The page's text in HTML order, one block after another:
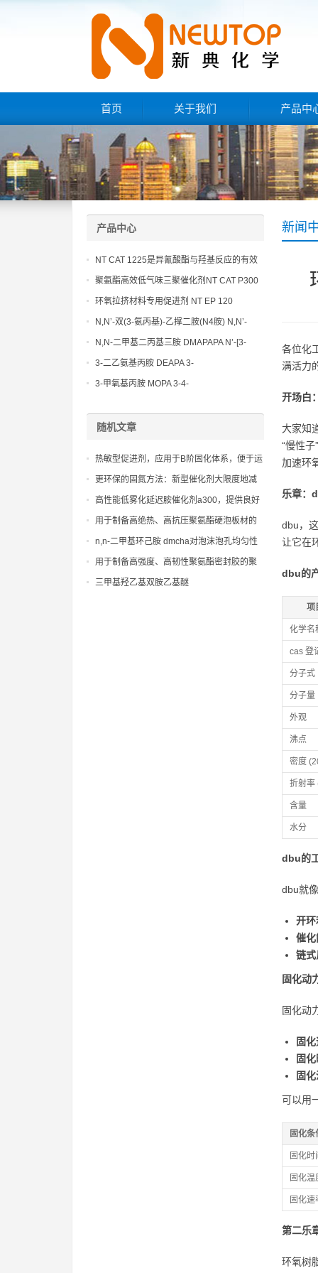
首页 关于我们 产品中
新闻
各位化
满活力
开场白
大家知
“慢性
加速环
乐章：
dbu，
让它在
dbu的
项
化学名
cas 登
分子式
分子量
外观
沸点
密度
折射率
含量
水分
dbu的
dbu就
开环
催化
链式
固化动
固化动
固
固
固
可以用
固化条
固化时
固化温
固化速
第二乐
环氧树
产品中心
NT CAT 1225是异氰酸酯与羟基反应的有效
催化剂
聚氨酯高效低气味三聚催化剂NT CAT P300
环氧拉挤材料专用促进剂 NT EP 120
N,N’-双(3-氨丙基)-乙撑二胺(N4胺) N,N’-
Bis(3-aminopropyl)-ethylenediamine CAS
No10563-26-5
N,N-二甲基二丙基三胺 DMAPAPA N’-[3-
(dimethylamino)propyllpropane-1,3-
diamine CAS No10563-29-8
3-二乙氨基丙胺 DEAPA 3-
(Diethylamino)propylamine CAS No 104-
3-甲氧基丙胺 MOPA 3-4-
随机文章
热敏型促进剂，应用于B阶固化体系，便于运
输和二次加工成型
更环保的固氮方法：新型催化剂大限度地减
少环境足迹
高性能低雾化延迟胺催化剂a300，提供良好
的凝胶与发泡平衡，改善产品手感
用于制备高绝热、高抗压聚氨酯硬泡板材的
n-甲基二环己胺
n,n-二甲基环己胺 dmcha对泡沫泡孔均匀性
和表面缺陷的改善作用
用于制备高强度、高韧性聚氨酯密封胶的聚
氨酯case聚醚
三甲基羟乙基双胺乙基醚